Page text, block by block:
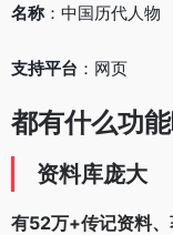
名称：中国历代人物
支持平台 ：网页
都有什么功
资料库庞大
有52万+传记资料